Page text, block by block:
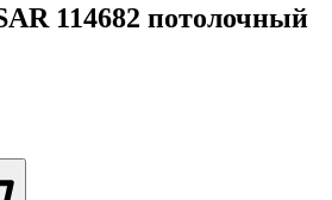
114682 потолочный